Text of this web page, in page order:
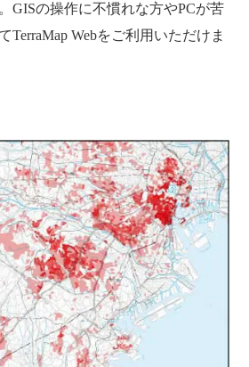
GISの操作に不慣れな方やPCが苦
TerraMap Webをご利用いただけま